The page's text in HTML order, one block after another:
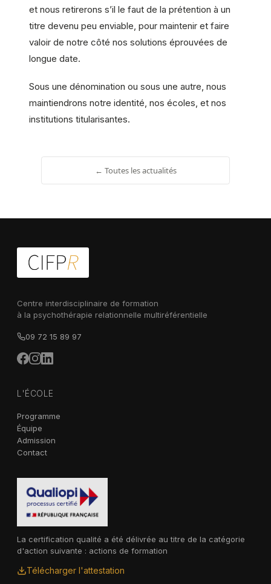
et nous retirerons s’il le faut de la prétention à un
titre devenu peu enviable, pour maintenir et faire
valoir de notre côté nos solutions éprouvées de
longue date.
Sous une dénomination ou sous une autre, nous
maintiendrons notre identité, nos écoles, et nos
institutions titularisantes.
← Toutes les actualités
Centre interdisciplinaire de formation
à la psychothérapie relationnelle multiréférentielle
09 72 15 89 97
L'ÉCOLE
Programme
Équipe
Admission
Contact
La certification qualité a été délivrée au titre de la catégorie
d'action suivante : actions de formation
Télécharger l'attestation